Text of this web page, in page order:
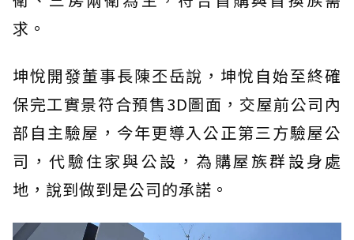
求。
坤悅開發董事長陳丕岳說，坤悅自始至終確
保完工實景符合預售3D圖面，交屋前公司內
部自主驗屋，今年更導入公正第三方驗屋公
司，代驗住家與公設，為購屋族群設身處
地，說到做到是公司的承諾。